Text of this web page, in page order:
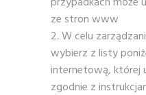
ze stron www
W celu
wybierz z listy
internetową, której
zgodnie z